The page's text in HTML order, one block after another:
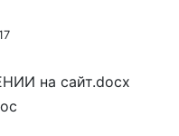
на сайт.docx